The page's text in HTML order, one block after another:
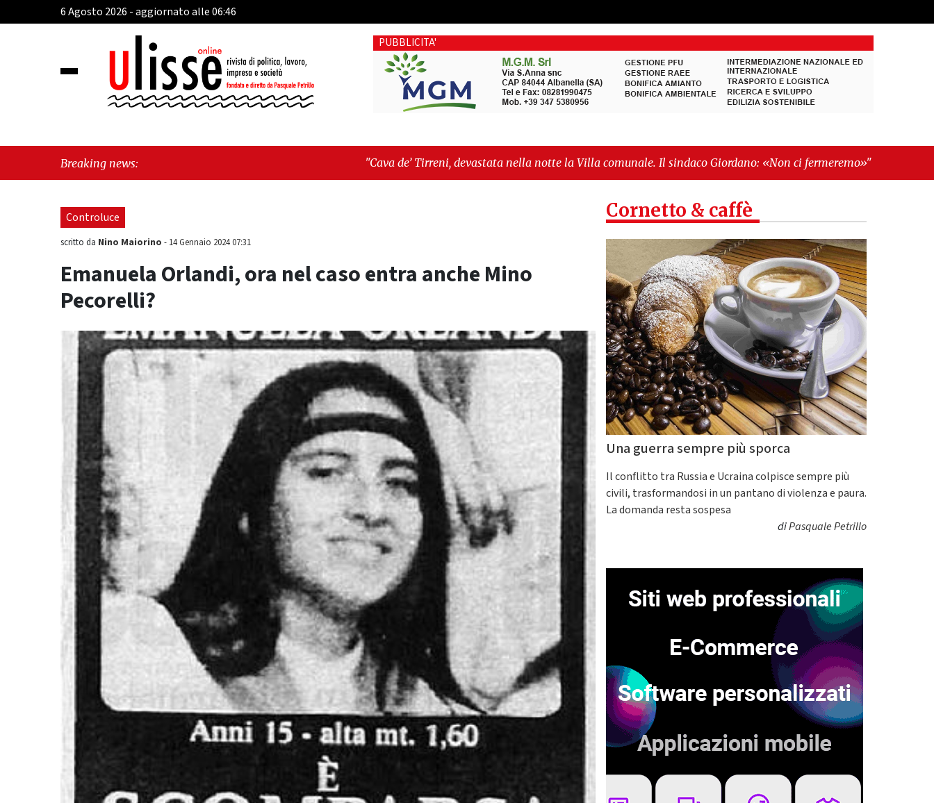
6 Agosto 2026 - aggiornato alle 06:46
PUBBLICITA'
Breaking news: "Cava de’ Tirreni, devastata nella notte la Villa comunale. Il sindaco Giordano: «Non ci fermeremo»" -"Italia sospesa tra
identità, fragilità sociali e pressioni economiche"
Controluce
scritto da Nino Maiorino - 14 Gennaio 2024 07:31
Emanuela Orlandi, ora nel caso entra anche Mino
Pecorelli?
Cornetto & caffè
Una guerra sempre più sporca
Il conflitto tra Russia e Ucraina colpisce sempre più
civili, trasformandosi in un pantano di violenza e paura.
La domanda resta sospesa
diPasquale Petrillo